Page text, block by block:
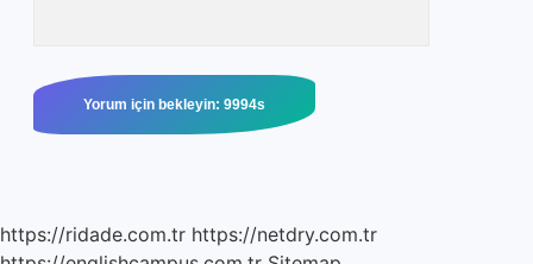
https://ridade.com.tr https://netdry.com.tr